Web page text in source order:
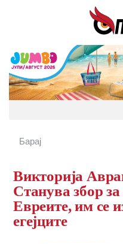
Викторија
Станува збор
Евреите, им се
егејците